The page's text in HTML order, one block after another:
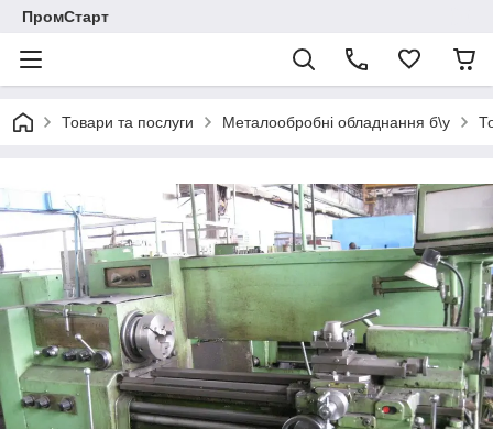
ПромСтарт
Товари та послуги Металообробні обладнання б\у